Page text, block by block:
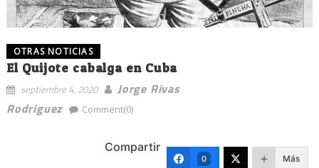
OTRAS NOTICIAS
El Quijote cabalga en Cuba
septiembre 4, 2020
Jorge Rivas
Rodriguez
Comment(0)
Compartir
0 Más